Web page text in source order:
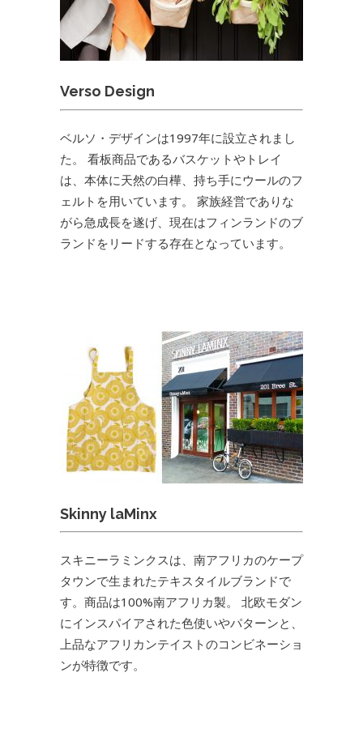
Verso Design
ベルソ・デザインは1997年に設立されまし
た。 看板商品であるバスケットやトレイ
は、本体に天然の白樺、持ち手にウールのフ
ェルトを用いています。 家族経営でありな
がら急成長を遂げ、現在はフィンランドのブ
ランドをリードする存在となっています。
Skinny laMinx
スキニーラミンクスは、南アフリカのケープ
タウンで生まれたテキスタイルブランドで
す。商品は100%南アフリカ製。 北欧モダン
にインスパイアされた色使いやパターンと、
上品なアフリカンテイストのコンビネーショ
ンが特徴です。